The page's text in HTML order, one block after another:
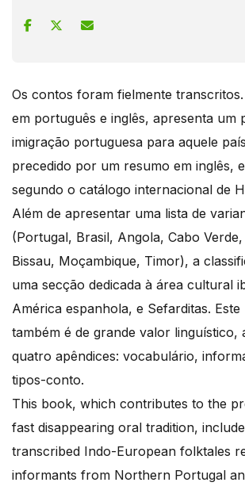
Os contos foram fielmente
em português e inglês, apresenta um
imigração portuguesa para aquele
precedido por um resumo em inglês,
segundo o catálogo internacional de
Além de apresentar uma lista de
(Portugal, Brasil, Angola, Cabo
Bissau, Moçambique, Timor), a
uma secção dedicada à área cultural
América espanhola, e Sefarditas.
também é de grande valor linguístico,
quatro apêndices: vocabulário,
tipos-conto.
This book, which contributes to the
fast disappearing oral tradition,
transcribed Indo-European folktales
informants from Northern Portugal